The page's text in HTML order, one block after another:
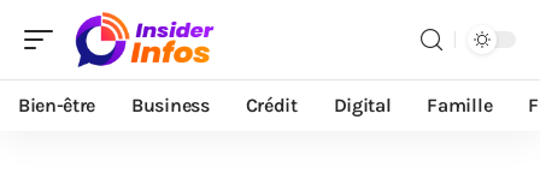
Bien-être Business Crédit Digital Famille